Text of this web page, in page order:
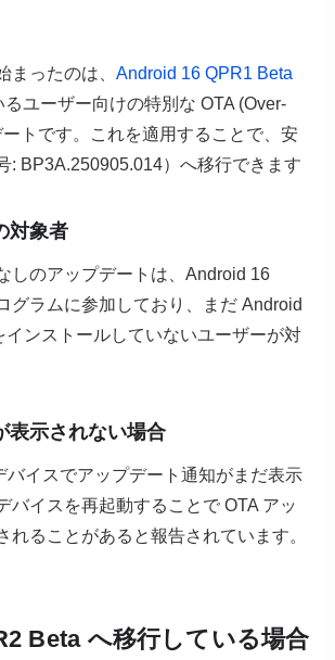
まったのは、Android 16 QPR1 Beta
るユーザー向けの特別な OTA (Over-
トです。これを適用することで、安
: BP3A.250905.014）へ移行できます
対象者
しのアップデートは、Android 16
グラムに参加しており、まだ Android
インストールしていないユーザーが対
表示されない場合
バイスでアップデート通知がまだ表示
バイスを再起動することで OTA アッ
れることがあると報告されています。
Beta へ移行している場合